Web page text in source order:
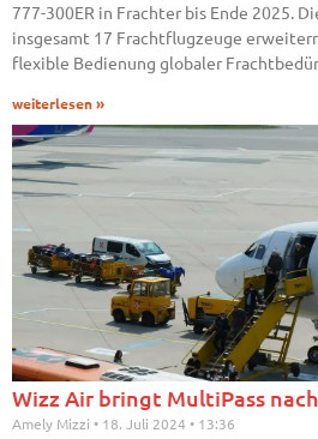
777-300ER in Frachter bis Ende 2025.
insgesamt 17 Frachtflugzeuge
flexible Bedienung globaler
weiterlesen »
Wizz Air bringt MultiPass
Amely Mizzi 18. Juli 2024 13:36